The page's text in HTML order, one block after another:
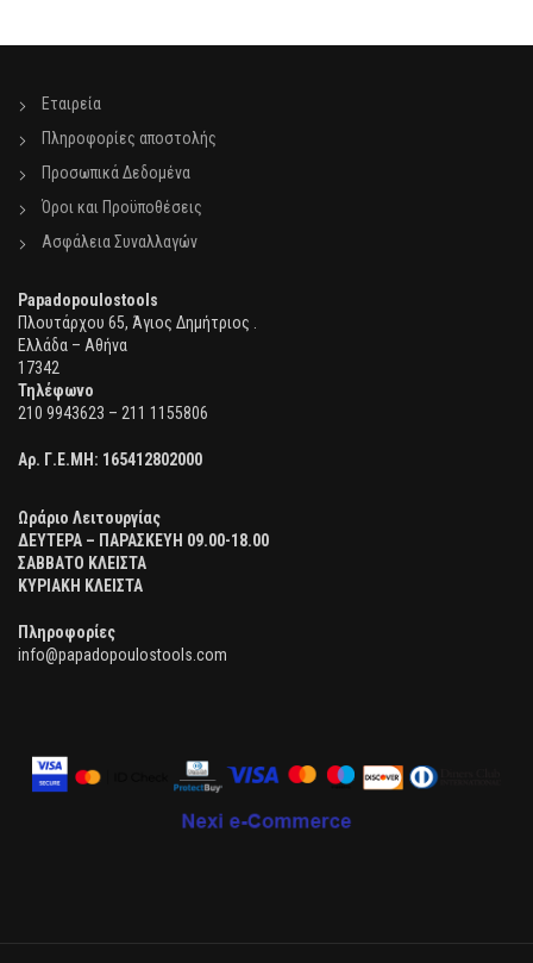
Εταιρεία
Πληροφορίες αποστολής
Προσωπικά Δεδομένα
Όροι και Προϋποθέσεις
Ασφάλεια Συναλλαγών
Papadopoulostools
Πλουτάρχου 65, Άγιος Δημήτριος .
Ελλάδα – Αθήνα
17342
Τηλέφωνο
210 9943623 – 211 1155806
Αρ. Γ.Ε.ΜΗ: 165412802000
Ωράριο Λειτουργίας
ΔΕΥΤΕΡΑ – ΠΑΡΑΣΚΕΥΗ 09.00-18.00
ΣΑΒΒΑΤΟ ΚΛΕΙΣΤΑ
ΚΥΡΙΑΚΗ ΚΛΕΙΣΤΑ
Πληροφορίες
info@papadopoulostools.com